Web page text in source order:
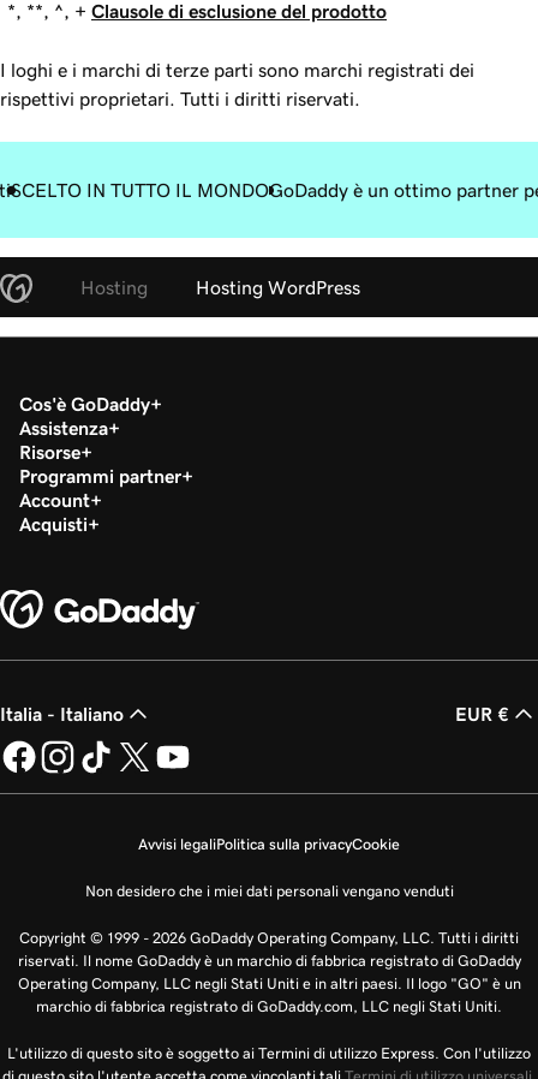
*, **, ^, + Clausole di esclusione del prodotto
I loghi e i marchi di terze parti sono marchi registrati dei
rispettivi proprietari. Tutti i diritti riservati.
SCELTO IN TUTTO IL MONDOGoDaddy è un ottimo partner
Hosting Hosting WordPress
Cos'è GoDaddy
Assistenza
Risorse
Programmi partner
Account
Acquisti
Italia - Italiano EUR €
Avvisi legaliPolitica sulla privacyCookie
Non desidero che i miei dati personali vengano venduti
Copyright © 1999 - 2026 GoDaddy Operating Company, LLC. Tutti i diritti
riservati. Il nome GoDaddy è un marchio di fabbrica registrato di GoDaddy
Operating Company, LLC negli Stati Uniti e in altri paesi. Il logo "GO" è un
marchio di fabbrica registrato di GoDaddy.com, LLC negli Stati Uniti.
L'utilizzo di questo sito è soggetto ai Termini di utilizzo Express. Con l'utilizzo